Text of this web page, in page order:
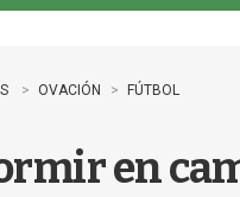
OVACIÓN FÚTBOL
en